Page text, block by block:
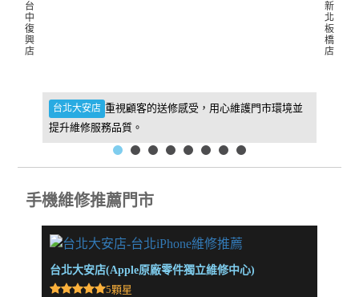
台北大安店 重視顧客的送修感受，用心維護門市環境並
提升維修服務品質。
新
北
板
橋
店
台
中
復
興
店
手機維修推薦門市
台北大安店(Apple原廠零件獨立維修中心)
5顆星